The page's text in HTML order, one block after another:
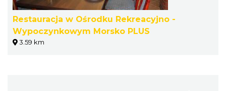
Restauracja w Ośrodku Rekreacyjno -
Wypoczynkowym Morsko PLUS
3.59 km